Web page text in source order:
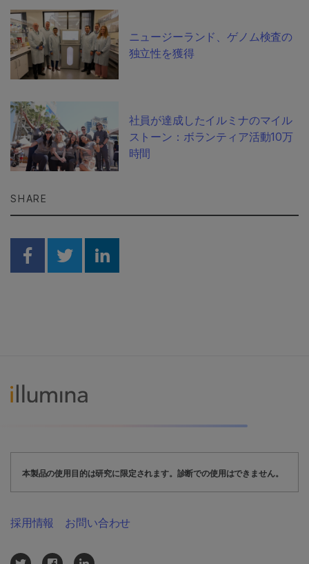
ニュージーランド、ゲノム検査の
独立性を獲得
社員が達成したイルミナのマイル
ストーン：ボランティア活動10万
時間
SHARE
Share on Facebook
Share on Twitter
Share on Linkedin
本製品の使用目的は研究に限定されます。診断での使用はできません。
採用情報 お問い合わせ